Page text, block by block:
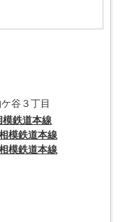
谷３丁目
模鉄道本線
模鉄道本線
模鉄道本線